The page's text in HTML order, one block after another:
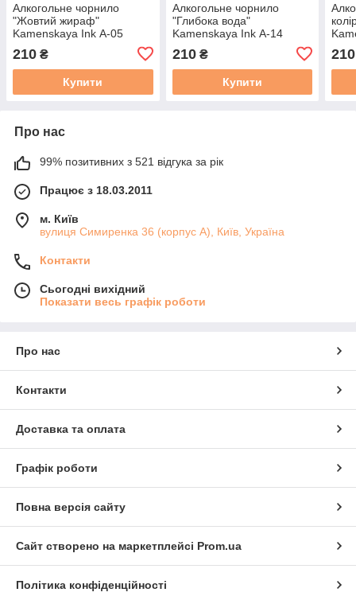
Алкогольне чорнило
"Жовтий жираф"
Kamenskaya Ink А-05
професійні художні
210 ₴
Купити
Алкогольне чорнило
"Глибока вода"
Kamenskaya Ink А-14
професійні художні
210₴
Купити
210
Про нас
99% позитивних з 521 відгука за рік
Працює з 18.03.2011
м. Київ
вулиця Симиренка 36 (корпус А), Київ, Україна
Контакти
Сьогодні вихідний
Показати весь графік роботи
Про нас
Контакти
Доставка та оплата
Графік роботи
Повна версія сайту
Сайт створено на маркетплейсі Prom.ua
Політика конфіденційності